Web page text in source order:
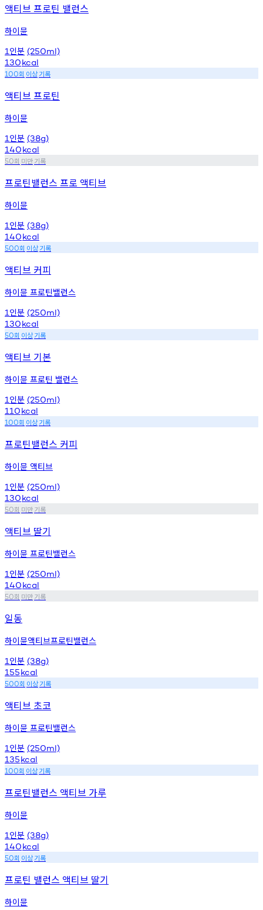
액티브 프로틴 밸런스
하이뮨
1 인분 (250ml)
130kcal
100회 이상기록
액티브 프로틴
하이뮨
1 인분 (38g)
140kcal
50회 미만기록
프로틴밸런스 프로 액티브
하이뮨
1 인분 (38g)
140kcal
500회 이상기록
액티브 커피
하이뮨 프로틴밸런스
1 인분 (250ml)
130kcal
50회 이상기록
액티브 기본
하이뮨 프로틴 밸런스
1 인분 (250ml)
110kcal
100회 이상기록
프로틴밸런스 커피
하이뮨 액티브
1 인분 (250ml)
130kcal
50회 미만기록
액티브 딸기
하이뮨 프로틴밸런스
1 인분 (250ml)
140kcal
50회 미만기록
일동
하이뮨액티브프로틴밸런스
1 인분 (38g)
155kcal
500회 이상기록
액티브 초코
하이뮨 프로틴밸런스
1 인분 (250ml)
135kcal
100회 이상기록
프로틴밸런스 액티브 가루
하이뮨
1 인분 (38g)
140kcal
50회 이상기록
프로틴 밸런스 액티브 딸기
하이뮨